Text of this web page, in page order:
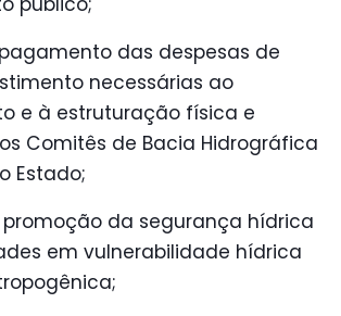
das despesas de
necessárias ao
e à estruturação física e
Comitês de Bacia Hidrográfica
Estado;
promoção da segurança hídrica
em vulnerabilidade hídrica